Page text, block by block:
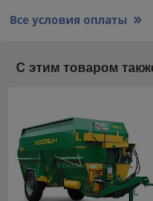
Все условия оплаты
С этим товаром